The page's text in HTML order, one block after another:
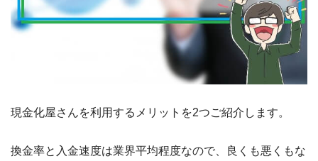
現金化屋さんを利用するメリットを2つご紹介します。
換金率と入金速度は業界平均程度なので、良くも悪くもな